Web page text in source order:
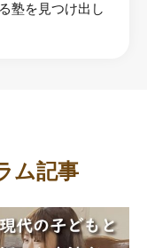
塾を見つけ出し
ム記事